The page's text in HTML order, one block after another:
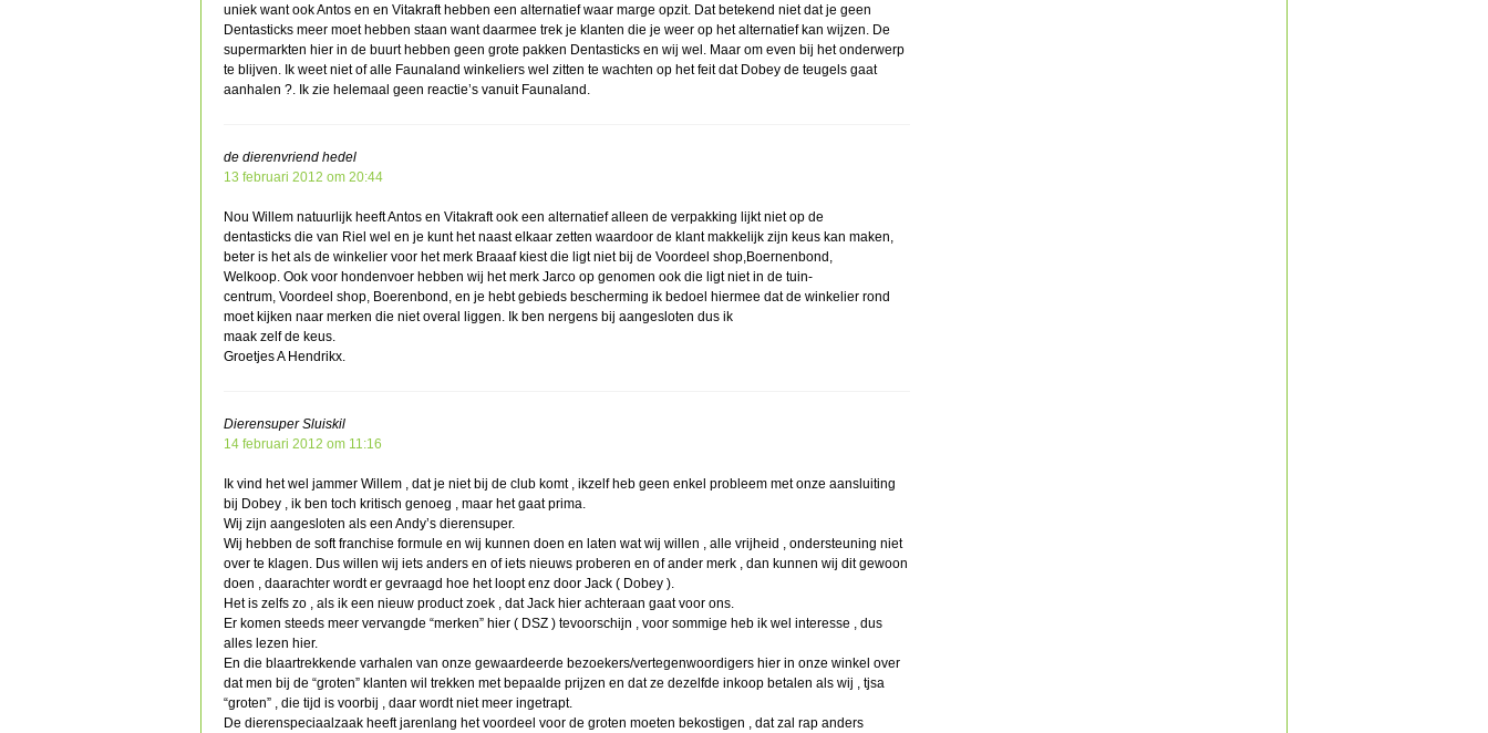
uniek want ook Antos en en Vitakraft hebben een alternatief waar marge opzit. Dat betekend niet dat je geen
Dentasticks meer moet hebben staan want daarmee trek je klanten die je weer op het alternatief kan wijzen. De
supermarkten hier in de buurt hebben geen grote pakken Dentasticks en wij wel. Maar om even bij het onderwerp
te blijven. Ik weet niet of alle Faunaland winkeliers wel zitten te wachten op het feit dat Dobey de teugels gaat
aanhalen ?. Ik zie helemaal geen reactie’s vanuit Faunaland.
de dierenvriend hedel
13 februari 2012 om 20:44
Nou Willem natuurlijk heeft Antos en Vitakraft ook een alternatief alleen de verpakking lijkt niet op de
dentasticks die van Riel wel en je kunt het naast elkaar zetten waardoor de klant makkelijk zijn keus kan maken,
beter is het als de winkelier voor het merk Braaaf kiest die ligt niet bij de Voordeel shop,Boernenbond,
Welkoop. Ook voor hondenvoer hebben wij het merk Jarco op genomen ook die ligt niet in de tuin-
centrum, Voordeel shop, Boerenbond, en je hebt gebieds bescherming ik bedoel hiermee dat de winkelier rond
moet kijken naar merken die niet overal liggen. Ik ben nergens bij aangesloten dus ik
maak zelf de keus.
Groetjes A Hendrikx.
Dierensuper Sluiskil
14 februari 2012 om 11:16
Ik vind het wel jammer Willem , dat je niet bij de club komt , ikzelf heb geen enkel probleem met onze aansluiting
bij Dobey , ik ben toch kritisch genoeg , maar het gaat prima.
Wij zijn aangesloten als een Andy’s dierensuper.
Wij hebben de soft franchise formule en wij kunnen doen en laten wat wij willen , alle vrijheid , ondersteuning niet
over te klagen. Dus willen wij iets anders en of iets nieuws proberen en of ander merk , dan kunnen wij dit gewoon
doen , daarachter wordt er gevraagd hoe het loopt enz door Jack ( Dobey ).
Het is zelfs zo , als ik een nieuw product zoek , dat Jack hier achteraan gaat voor ons.
Er komen steeds meer vervangde “merken” hier ( DSZ ) tevoorschijn , voor sommige heb ik wel interesse , dus
alles lezen hier.
En die blaartrekkende varhalen van onze gewaardeerde bezoekers/vertegenwoordigers hier in onze winkel over
dat men bij de “groten” klanten wil trekken met bepaalde prijzen en dat ze dezelfde inkoop betalen als wij , tjsa
“groten” , die tijd is voorbij , daar wordt niet meer ingetrapt.
De dierenspeciaalzaak heeft jarenlang het voordeel voor de groten moeten bekostigen , dat zal rap anders